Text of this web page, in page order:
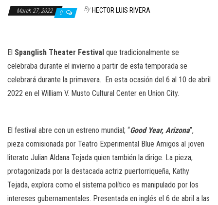
March 27, 2022 0 By HECTOR LUIS RIVERA
El Spanglish Theater Festival que tradicionalmente se
celebraba durante el invierno a partir de esta temporada se
celebrará durante la primavera. En esta ocasión del 6 al 10 de abril
2022 en el William V. Musto Cultural Center en Union City.
El festival abre con un estreno mundial; “Good Year, Arizona”,
pieza comisionada por Teatro Experimental Blue Amigos al joven
literato Julian Aldana Tejada quien también la dirige. La pieza,
protagonizada por la destacada actriz puertorriqueña, Kathy
Tejada, explora como el sistema político es manipulado por los
intereses gubernamentales. Presentada en inglés el 6 de abril a las